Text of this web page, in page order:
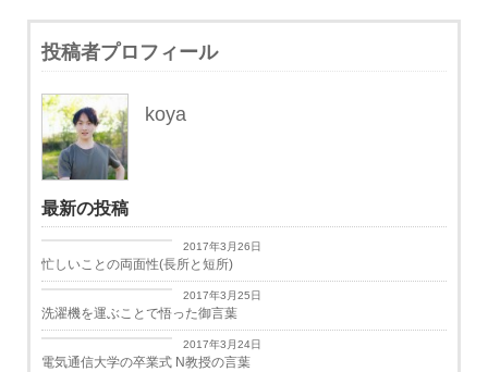
投稿者プロフィール
koya
最新の投稿
2017年3月26日
忙しいことの両面性(長所と短所)
日々思うこと
2017年3月25日
洗濯機を運ぶことで悟った御言葉
学生生活
2017年3月24日
電気通信大学の卒業式 N教授の言葉